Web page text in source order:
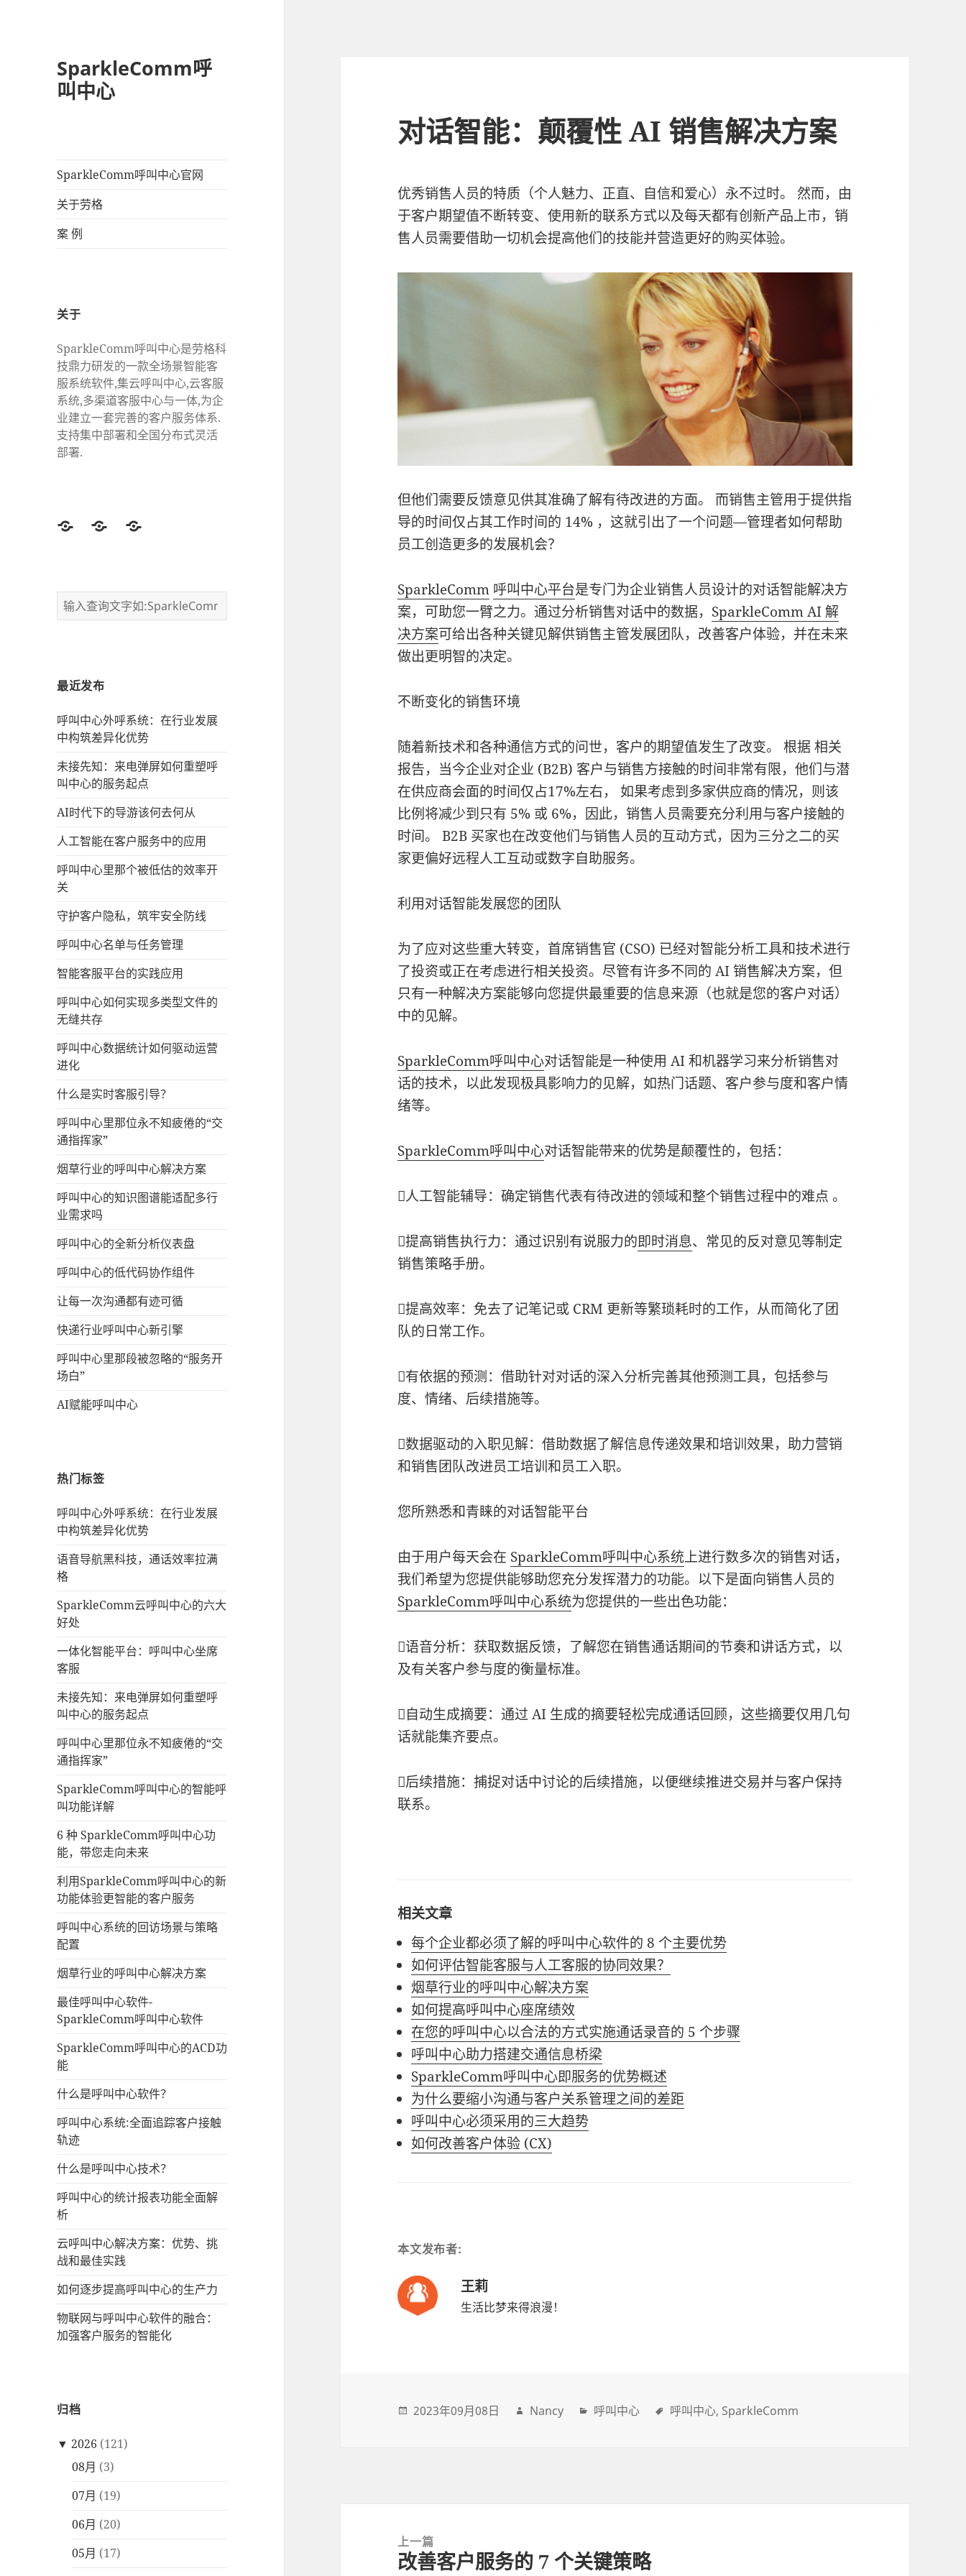
SparkleComm呼
叫中心
SparkleComm呼叫中心官网
关于劳格
案 例
关于
SparkleComm呼叫中心是劳格科
技鼎力研发的一款全场景智能客
服系统软件,集云呼叫中心,云客服
系统,多渠道客服中心与一体,为企
业建立一套完善的客户服务体系.
支持集中部署和全国分布式灵活
部署.
TwitterFacebookGoogle
最近发布
呼叫中心外呼系统：在行业发展
中构筑差异化优势
未接先知：来电弹屏如何重塑呼
叫中心的服务起点
AI时代下的导游该何去何从
人工智能在客户服务中的应用
呼叫中心里那个被低估的效率开
关
守护客户隐私，筑牢安全防线
呼叫中心名单与任务管理
智能客服平台的实践应用
呼叫中心如何实现多类型文件的
无缝共存
呼叫中心数据统计如何驱动运营
进化
什么是实时客服引导？
呼叫中心里那位永不知疲倦的“交
通指挥家”
烟草行业的呼叫中心解决方案
呼叫中心的知识图谱能适配多行
业需求吗
呼叫中心的全新分析仪表盘
呼叫中心的低代码协作组件
让每一次沟通都有迹可循
快递行业呼叫中心新引擎
呼叫中心里那段被忽略的“服务开
场白”
AI赋能呼叫中心
热门标签
呼叫中心外呼系统：在行业发展
中构筑差异化优势
语音导航黑科技，通话效率拉满
格
SparkleComm云呼叫中心的六大
好处
一体化智能平台：呼叫中心坐席
客服
未接先知：来电弹屏如何重塑呼
叫中心的服务起点
呼叫中心里那位永不知疲倦的“交
通指挥家”
SparkleComm呼叫中心的智能呼
叫功能详解
6 种 SparkleComm呼叫中心功
能，带您走向未来
利用SparkleComm呼叫中心的新
功能体验更智能的客户服务
呼叫中心系统的回访场景与策略
配置
烟草行业的呼叫中心解决方案
最佳呼叫中心软件-
SparkleComm呼叫中心软件
SparkleComm呼叫中心的ACD功
能
什么是呼叫中心软件？
呼叫中心系统:全面追踪客户接触
轨迹
什么是呼叫中心技术？
呼叫中心的统计报表功能全面解
析
云呼叫中心解决方案：优势、挑
战和最佳实践
如何逐步提高呼叫中心的生产力
物联网与呼叫中心软件的融合：
加强客户服务的智能化
归档
▼ 2026 (121)
08月 (3)
07月 (19)
06月 (20)
05月 (17)
对话智能：颠覆性 AI 销售解决方案
优秀销售人员的特质（个人魅力、正直、自信和爱心）永不过时。 然而，由
于客户期望值不断转变、使用新的联系方式以及每天都有创新产品上市，销
售人员需要借助一切机会提高他们的技能并营造更好的购买体验。
但他们需要反馈意见供其准确了解有待改进的方面。 而销售主管用于提供指
导的时间仅占其工作时间的 14% ，这就引出了一个问题—管理者如何帮助
员工创造更多的发展机会？
SparkleComm 呼叫中心平台是专门为企业销售人员设计的对话智能解决方
案，可助您一臂之力。通过分析销售对话中的数据， SparkleComm AI 解
决方案可给出各种关键见解供销售主管发展团队，改善客户体验，并在未来
做出更明智的决定。
不断变化的销售环境
随着新技术和各种通信方式的问世，客户的期望值发生了改变。 根据 相关
报告，当今企业对企业 (B2B) 客户与销售方接触的时间非常有限，他们与潜
在供应商会面的时间仅占17%左右， 如果考虑到多家供应商的情况，则该
比例将减少到只有 5% 或 6%，因此，销售人员需要充分利用与客户接触的
时间。 B2B 买家也在改变他们与销售人员的互动方式，因为三分之二的买
家更偏好远程人工互动或数字自助服务。
利用对话智能发展您的团队
为了应对这些重大转变，首席销售官 (CSO) 已经对智能分析工具和技术进行
了投资或正在考虑进行相关投资。尽管有许多不同的 AI 销售解决方案，但
只有一种解决方案能够向您提供最重要的信息来源（也就是您的客户对话）
中的见解。
SparkleComm呼叫中心对话智能是一种使用 AI 和机器学习来分析销售对
话的技术，以此发现极具影响力的见解，如热门话题、客户参与度和客户情
绪等。
SparkleComm呼叫中心对话智能带来的优势是颠覆性的，包括：
人工智能辅导：确定销售代表有待改进的领域和整个销售过程中的难点 。
提高销售执行力：通过识别有说服力的即时消息、常见的反对意见等制定
销售策略手册。
提高效率：免去了记笔记或 CRM 更新等繁琐耗时的工作，从而简化了团
队的日常工作。
有依据的预测：借助针对对话的深入分析完善其他预测工具，包括参与
度、情绪、后续措施等。
数据驱动的入职见解：借助数据了解信息传递效果和培训效果，助力营销
和销售团队改进员工培训和员工入职。
您所熟悉和青睐的对话智能平台
由于用户每天会在 SparkleComm呼叫中心系统上进行数多次的销售对话，
我们希望为您提供能够助您充分发挥潜力的功能。以下是面向销售人员的
SparkleComm呼叫中心系统为您提供的一些出色功能：
语音分析：获取数据反馈，了解您在销售通话期间的节奏和讲话方式，以
及有关客户参与度的衡量标准。
自动生成摘要：通过 AI 生成的摘要轻松完成通话回顾，这些摘要仅用几句
话就能集齐要点。
后续措施：捕捉对话中讨论的后续措施，以便继续推进交易并与客户保持
联系。
相关文章
每个企业都必须了解的呼叫中心软件的 8 个主要优势
如何评估智能客服与人工客服的协同效果？
烟草行业的呼叫中心解决方案
如何提高呼叫中心座席绩效
在您的呼叫中心以合法的方式实施通话录音的 5 个步骤
呼叫中心助力搭建交通信息桥梁
SparkleComm呼叫中心即服务的优势概述
为什么要缩小沟通与客户关系管理之间的差距
呼叫中心必须采用的三大趋势
如何改善客户体验 (CX)
本文发布者:
王莉
生活比梦来得浪漫！
2023年09月08日 Nancy 呼叫中心 呼叫中心 SparkleComm
navigation上一篇
上
改善客户服务的 7 个关键策略